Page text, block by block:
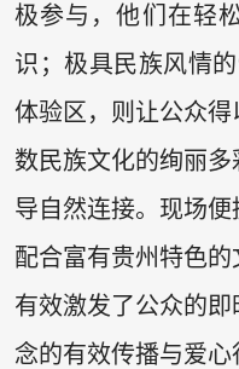
极参与，他们在轻
识；极具民族风情
体验区，则让公众
数民族文化的绚丽
导自然连接。现场便
配合富有贵州特色的
有效激发了公众的
念的有效传播与爱心